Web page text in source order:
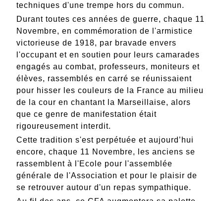
techniques d'une trempe hors du commun.
Durant toutes ces années de guerre, chaque 11
Novembre, en commémoration de l'armistice
victorieuse de 1918, par bravade envers
l'occupant et en soutien pour leurs camarades
engagés au combat, professeurs, moniteurs et
élèves, rassemblés en carré se réunissaient
pour hisser les couleurs de la France au milieu
de la cour en chantant la Marseillaise, alors
que ce genre de manifestation était
rigoureusement interdit.
Cette tradition s'est perpétuée et aujourd’hui
encore, chaque 11 Novembre, les anciens se
rassemblent à l'Ecole pour l'assemblée
générale de l'Association et pour le plaisir de
se retrouver autour d'un repas sympathique.